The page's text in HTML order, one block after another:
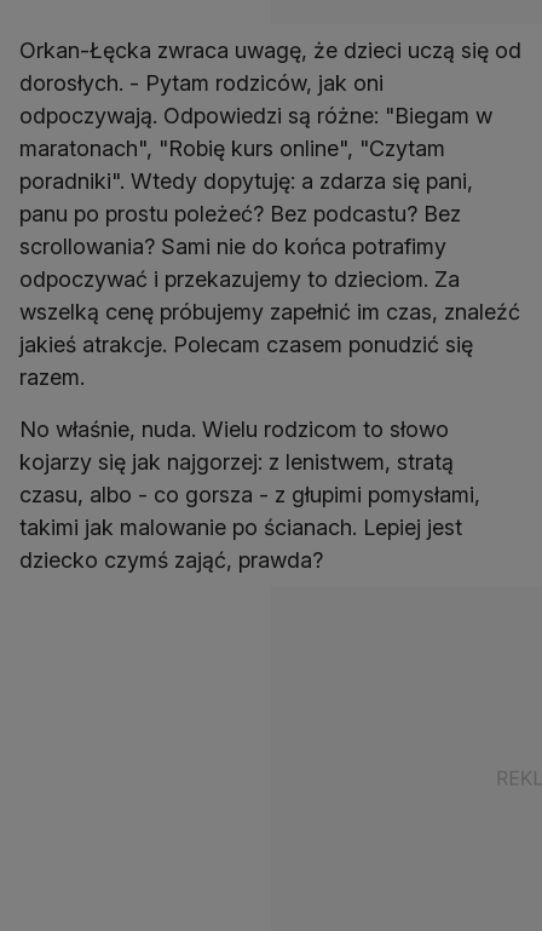
Orkan-Łęcka zwraca uwagę, że dzieci uczą się od
dorosłych. - Pytam rodziców, jak oni
odpoczywają. Odpowiedzi są różne: "Biegam w
maratonach", "Robię kurs online", "Czytam
poradniki". Wtedy dopytuję: a zdarza się pani,
panu po prostu poleżeć? Bez podcastu? Bez
scrollowania? Sami nie do końca potrafimy
odpoczywać i przekazujemy to dzieciom. Za
wszelką cenę próbujemy zapełnić im czas, znaleźć
jakieś atrakcje. Polecam czasem ponudzić się
razem.
No właśnie, nuda. Wielu rodzicom to słowo
kojarzy się jak najgorzej: z lenistwem, stratą
czasu, albo - co gorsza - z głupimi pomysłami,
takimi jak malowanie po ścianach. Lepiej jest
dziecko czymś zająć, prawda?